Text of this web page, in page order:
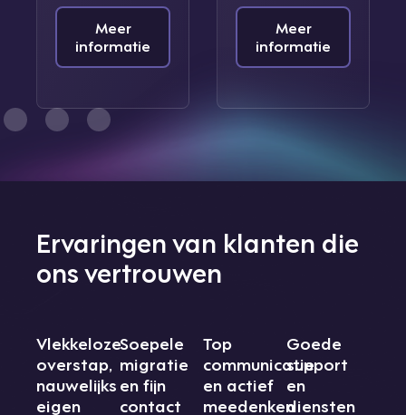
Meer
informatie
Meer
informatie
Ervaringen van klanten die
ons vertrouwen
Vlekkeloze
overstap,
nauwelijks
eigen
Soepele
migratie
en fijn
contact
Top
communicatie
en actief
meedenken
Goede
support
en
diensten